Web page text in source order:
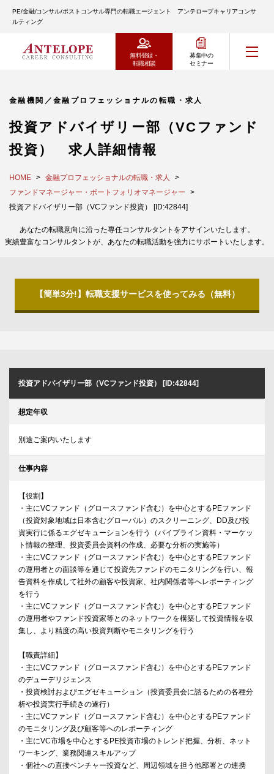
PE/金融/コンサル/ポストコンサル専門の転職エージェント アンテロープキャリアコンサ
ルティング
無料登録・
転職相談
募集中の
セミナー
金融機関／金融プロフェッショナルの転職・求人
投資アドバイザリー部（VCファンド
投資） 求人詳細情報
HOME
金融プロフェッショナルの転職・求人
ファンドマネージャー・ポートフォリオマネージャー
投資アドバイザリー部（VCファンド投資） [ID:42844]
あなたの転職意向に沿った専任コンサルタントをアサインいたします。
実績豊富なコンサルタントが、あなたの転職活動を強力にサポートいたします。
【簡単3分!】転職支援サービスを使ってみる（無料）
投資アドバイザリー部（VCファンド投資） [ID:42844]
想定年収
別途ご案内いたします
仕事内容
【役割】
・主にVCファンド（グロースファンド含む）を中心とするPEファンド
（投資対象地域は日本含むグローバル）のスクリーニング、DD及び投
資実行に係るエグゼキューションを行う（パイプライン資料・マーケッ
ト情報の整理、投資委員会資料の作成、必要な分析の実施等）
・主にVCファンド（グロースファンド含む）を中心とするPEファンド
の運用者との面談等を通じて投資先ファンドのモニタリングを行い、報
告資料を作成して社外の顧客や投資家、社内関係者等へレポーティング
を行う
・主にVCファンド（グロースファンド含む）を中心とするPEファンド
の運用者やファンド投資家等とのネットワークを構築して投資情報を収
集し、より精度の高い投資判断やモニタリングを行う
【職責詳細】
・主にVCファンド（グロースファンド含む）を中心とするPEファンド
のデューデリジェンス
・投資検討およびエグゼキューション（投資委員会に諮るための各種分
析や投資実行手続きの遂行）
・主にVCファンド（グロースファンド含む）を中心とするPEファンド
のモニタリング及び顧客等へのレポーティング
・主にVC市場を中心とするPE投資市場のトレンド把握、分析、ネット
ワーキング、業務関連スキルアップ
・個社への直接ベンチャー投資など、周辺領域を担う他部署との連携